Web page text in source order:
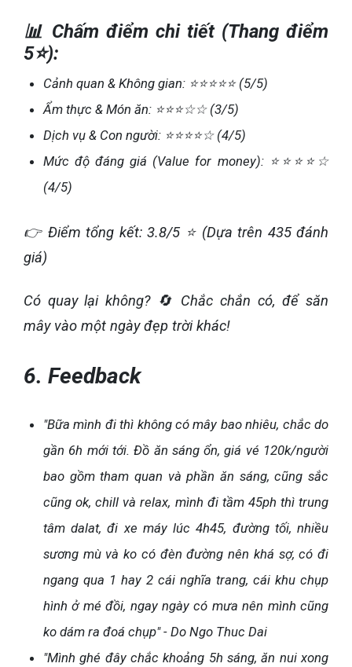
📊 Chấm điểm chi tiết (Thang điểm
5⭐):
Cảnh quan & Không gian: ⭐⭐⭐⭐⭐ (5/5)
Ẩm thực & Món ăn: ⭐⭐⭐☆☆ (3/5)
Dịch vụ & Con người: ⭐⭐⭐⭐☆ (4/5)
Mức độ đáng giá (Value for money): ⭐⭐⭐⭐☆
(4/5)
👉 Điểm tổng kết: 3.8/5 ⭐ (Dựa trên 435 đánh
giá)
Có quay lại không? 🔄 Chắc chắn có, để săn
mây vào một ngày đẹp trời khác!
6. Feedback
"Bữa mình đi thì không có mây bao nhiêu, chắc do
gần 6h mới tới. Đồ ăn sáng ổn, giá vé 120k/người
bao gồm tham quan và phần ăn sáng, cũng sắc
cũng ok, chill và relax, mình đi tầm 45ph thì trung
tâm dalat, đi xe máy lúc 4h45, đường tối, nhiều
sương mù và ko có đèn đường nên khá sợ, có đi
ngang qua 1 hay 2 cái nghĩa trang, cái khu chụp
hình ở mé đồi, ngay ngày có mưa nên mình cũng
ko dám ra đoá chụp" - Do Ngo Thuc Dai
"Mình ghé đây chắc khoảng 5h sáng, ăn nui xong